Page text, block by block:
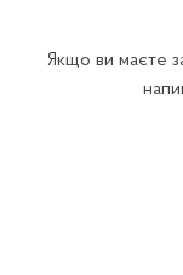
Якщо ви маєте